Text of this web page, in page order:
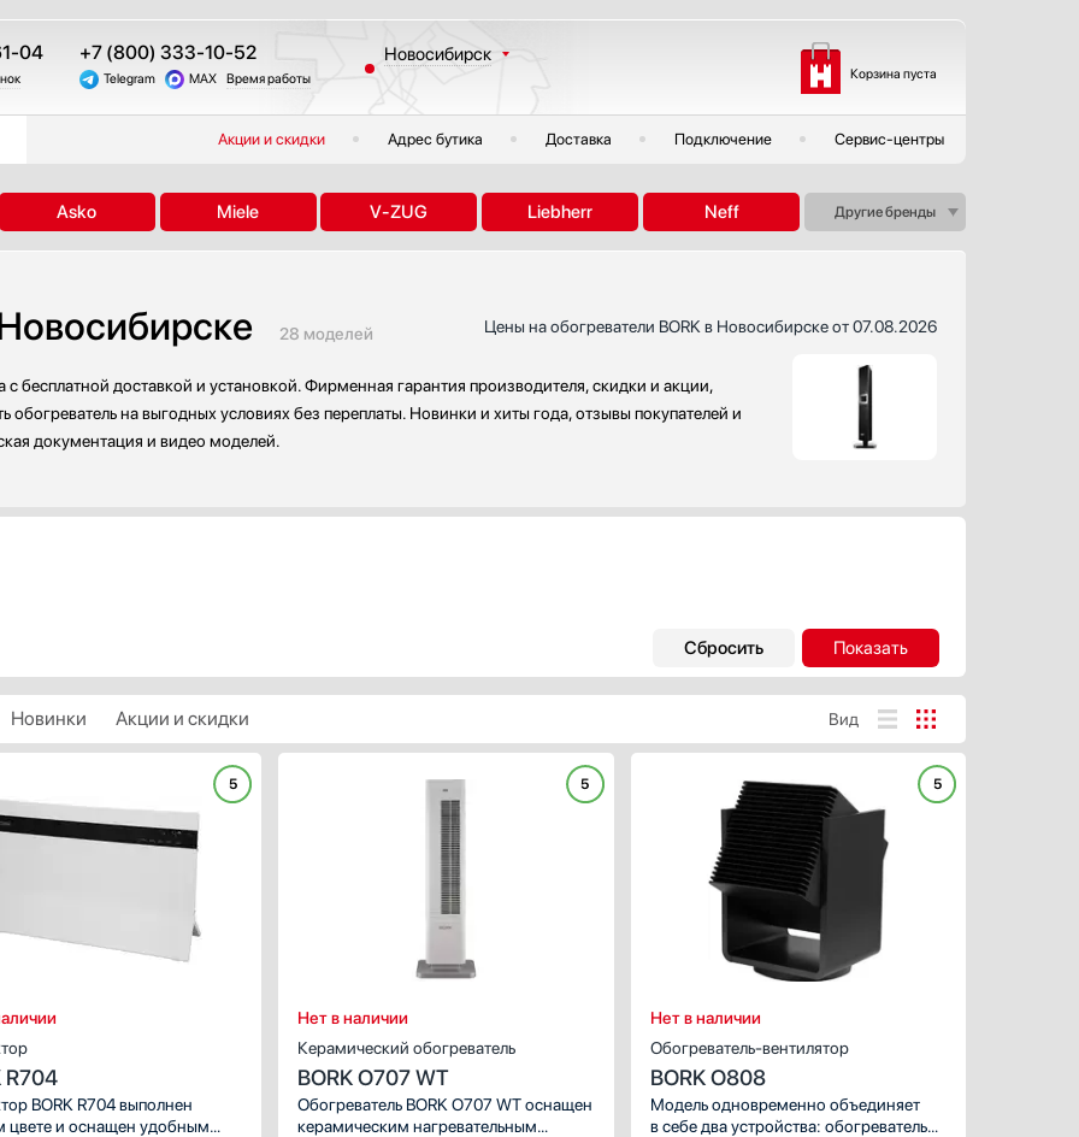
04 +7 (800) 333-10-52
Telegram MAX Время работы
Новосибирск
Санкт-Петербург
Краснодар
Екатеринбург
Другие регионы
Корзина пуста
Акции и скидки Адрес бутика Доставка Подключение Сервис-центры
Asko Miele V-ZUG Liebherr Neff Другие бренды
28 моделей Цены на обогреватели BORK в Новосибирске от 07.08.2026
бесплатной доставкой и установкой. Фирменная гарантия производителя, скидки и акции,
на выгодных условиях без переплаты. Новинки и хиты года, отзывы покупателей и
документация и видео моделей.
Новинки Акции и скидки Вид
ХАРАКТЕРИСТИКИ
Мощность, Вт:
Обогреваемая площадь,
Тип размещения:
Число режимов:
5
R704
BORK R704 выполнен
цвете и оснащен удобным
5
Нет в наличии
Керамический обогреватель
BORK O707 WT
Обогреватель BORK O707 WT оснащен
керамическим нагревательным
5
Нет в наличии
Обогреватель-вентилятор
BORK O808
Модель одновременно объединяет
в себе два устройства: обогреватель